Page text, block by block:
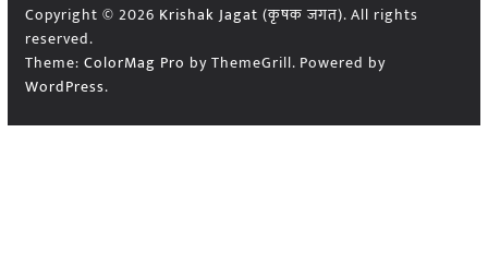
Copyright © 2026 Krishak Jagat (कृषक जगत). All rights
reserved.
Theme: ColorMag Pro by ThemeGrill. Powered by
WordPress.